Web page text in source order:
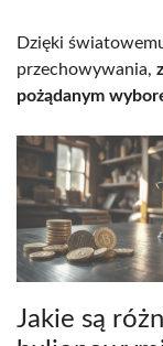
Dzięki
przechowywania,
pożądanym
Jakie są